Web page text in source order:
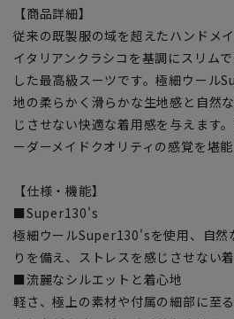
【商品詳細】
従来の既製服の域を超えたハンドメ
イタリアンクラシコを基調にスリム
した最高級スーツです。極細ウール
地の柔らかく滑らかな生地感と自然
じさせない快適な着用感を与えます
ーダーメイドクオリティの感覚を堪能
【仕様・機能】
■Super130's
極細ウールSuper130'sを使用、自然
りを備え、ストレスを感じさせない着
■流麗なシルエットと着心地
軽さ、極上の素材や付属の細部に至